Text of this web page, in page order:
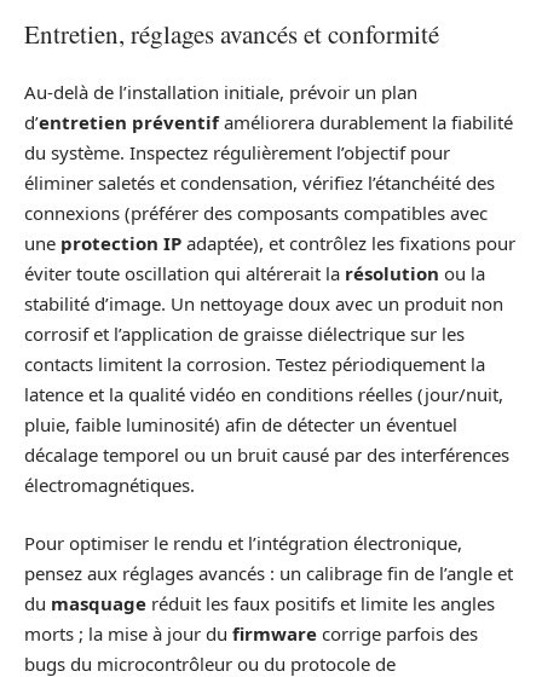
Entretien, réglages avancés et conformité
Au-delà de l’installation initiale, prévoir un plan
d’entretien préventifaméliorera durablement la fiabilité
du système. Inspectez régulièrement l’objectif pour
éliminer saletés et condensation, vérifiez l’étanchéité des
connexions (préférer des composants compatibles avec
une protection IP adaptée), et contrôlez les fixations pour
éviter toute oscillation qui altérerait la résolution ou la
stabilité d’image. Un nettoyage doux avec un produit non
corrosif et l’application de graisse diélectrique sur les
contacts limitent la corrosion. Testez périodiquement la
latence et la qualité vidéo en conditions réelles (jour/nuit,
pluie, faible luminosité) afin de détecter un éventuel
décalage temporel ou un bruit causé par des interférences
électromagnétiques.
Pour optimiser le rendu et l’intégration électronique,
pensez aux réglages avancés : un calibrage fin de l’angle et
du masquage réduit les faux positifs et limite les angles
morts ; la mise à jour du firmware corrige parfois des
bugs du microcontrôleur ou du protocole de